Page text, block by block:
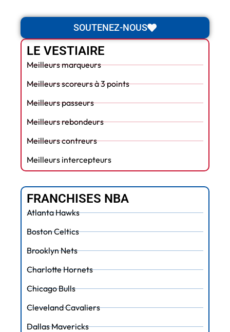
SOUTENEZ-NOUS
LE VESTIAIRE
Meilleurs marqueurs
Meilleurs scoreurs à 3 points
Meilleurs passeurs
Meilleurs rebondeurs
Meilleurs contreurs
Meilleurs intercepteurs
FRANCHISES NBA
Atlanta Hawks
Boston Celtics
Brooklyn Nets
Charlotte Hornets
Chicago Bulls
Cleveland Cavaliers
Dallas Mavericks